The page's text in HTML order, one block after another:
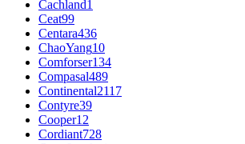
Cachland1
Ceat99
Centara436
ChaoYang10
Comforser134
Compasal489
Continental2117
Contyre39
Cooper12
Cordiant728